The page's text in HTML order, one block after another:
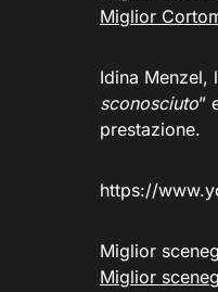
Miglior
Idina Menzel,
sconosciuto”
prestazione.
https://
Miglior
Miglior